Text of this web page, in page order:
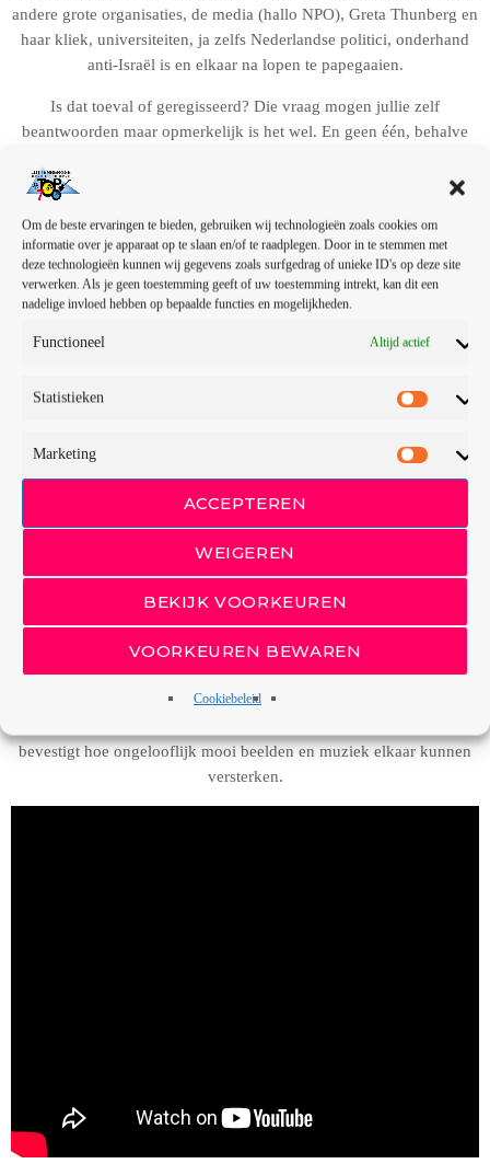
Om de beste ervaringen te bieden, gebruiken wij technologieën zoals cookies om
informatie over je apparaat op te slaan en/of te raadplegen. Door in te stemmen met
deze technologieën kunnen wij gegevens zoals surfgedrag of unieke ID's op deze site
verwerken. Als je geen toestemming geeft of uw toestemming intrekt, kan dit een
nadelige invloed hebben op bepaalde functies en mogelijkheden.
Functioneel Altijd actief
Statistieken
Marketing
ACCEPTEREN
WEIGEREN
BEKIJK VOORKEUREN
VOORKEUREN BEWAREN
Cookiebeleid
andere grote organisaties, de media (hallo NPO), Greta Thunberg en
haar kliek, universiteiten, ja zelfs Nederlandse politici, onderhand
anti-Israël is en elkaar na lopen te papegaaien.
Is dat toeval of geregisseerd? Die vraag mogen jullie zelf
beantwoorden maar opmerkelijk is het wel. En geen één, behalve
Gelukkig zijn er nog wel lichtpuntjes. Zo heeft de
Duitse bondskanselier Friedrich Merz gezegd dat
Duitsland niet aan het Eurovisie Songfestival mee
zou moeten doen indien Israël, zoals o.a.
kennen hun geschiedenis zullen we maar zeggen
gaan over dat waar de wereld zich werkelijk voor zou moeten
‘East at Easter’ betekent ‘ten oosten van Pasen’ of ‘voorbij Pasen’.
Het symboliseert wederopstanding, verlossing, hoop en vrede. De
tekst is eenvoudig. Dat is de muziek ook. Vanaf het tweede deel
klinkt in al die eenvoud de akoestische gitaar echter fan-tas-tisch.
Net zoals het daaropvolgende synthesizerintro en de elektrische
bevestigt hoe ongelooflijk mooi beelden en muziek elkaar kunnen
versterken.